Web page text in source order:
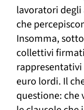
lavoratori degli
che
Insomma,
collettivi
euro lordi. Il
questione: